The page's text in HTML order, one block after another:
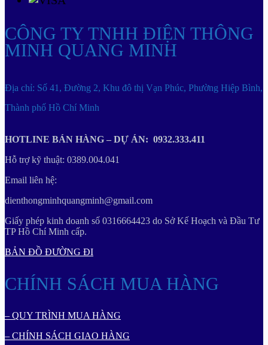
CÔNG TY TNHH ĐIỆN THÔNG
MINH QUANG MINH
Địa chỉ: Số 41, Đường 2, Khu đô thị Vạn Phúc, Phường Hiệp Bình,
Thành phố Hồ Chí Minh
HOTLINE BÁN HÀNG – DỰ ÁN: 0932.333.411
Hỗ trợ kỹ thuật: 0389.004.041
Email liên hệ:
dienthongminhquangminh@gmail.com
Giấy phép kinh doanh số 0316664423 do Sở Kế Hoạch và Đầu Tư
TP Hồ Chí Minh cấp.
BẢN ĐỒ ĐƯỜNG ĐI
CHÍNH SÁCH MUA HÀNG
– QUY TRÌNH MUA HÀNG
– CHÍNH SÁCH GIAO HÀNG